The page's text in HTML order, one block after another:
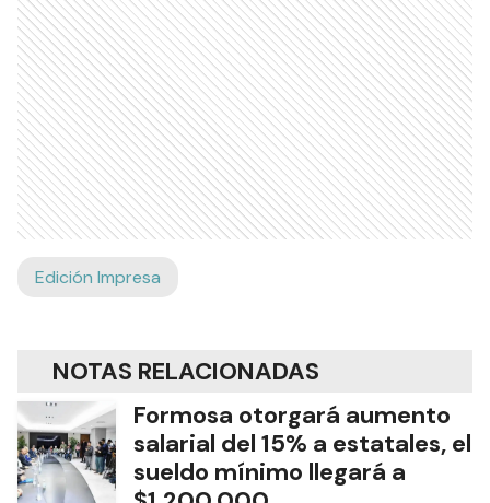
Edición Impresa
NOTAS RELACIONADAS
Formosa otorgará aumento
salarial del 15% a estatales, el
sueldo mínimo llegará a